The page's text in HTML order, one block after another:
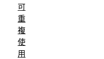
可
重
複
使
用